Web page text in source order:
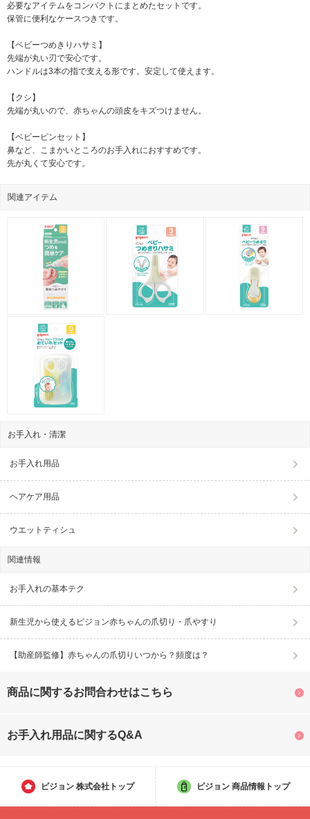
必要なアイテムをコンパクトにまとめたセットです。
保管に便利なケースつきです。
【ベビーつめきりハサミ】
先端が丸い刃で安心です。
ハンドルは3本の指で支える形です。安定して使えます。
【クシ】
先端が丸いので、赤ちゃんの頭皮をキズつけません。
【ベビーピンセット】
鼻など、こまかいところのお手入れにおすすめです。
先が丸くて安心です。
関連アイテム
お手入れ・清潔
お手入れ用品
ヘアケア用品
ウエットティシュ
関連情報
お手入れの基本テク
新生児から使えるピジョン赤ちゃんの爪切り・爪やすり
【助産師監修】赤ちゃんの爪切りいつから？頻度は？
商品に関するお問合わせはこちら
お手入れ用品に関するQ&A
ピジョン 株式会社トップ ピジョン 商品情報トップ